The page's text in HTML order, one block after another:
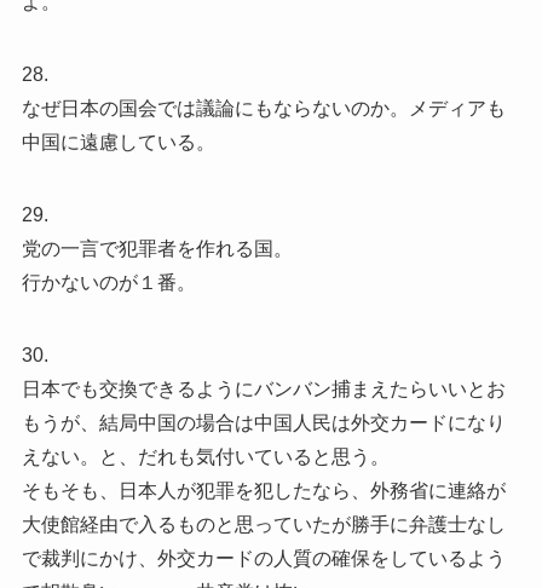
28.
なぜ日本の国会では議論にもならないのか。メディアも
中国に遠慮している。
29.
党の一言で犯罪者を作れる国。
行かないのが１番。
30.
日本でも交換できるようにバンバン捕まえたらいいとお
もうが、結局中国の場合は中国人民は外交カードになり
えない。と、だれも気付いていると思う。
そもそも、日本人が犯罪を犯したなら、外務省に連絡が
大使館経由で入るものと思っていたが勝手に弁護士なし
で裁判にかけ、外交カードの人質の確保をしているよう